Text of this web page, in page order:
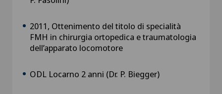
2011, Ottenimento del titolo di specialità
FMH in chirurgia ortopedica e traumatologia
dell’apparato locomotore
ODL Locarno 2 anni (Dr. P. Biegger)